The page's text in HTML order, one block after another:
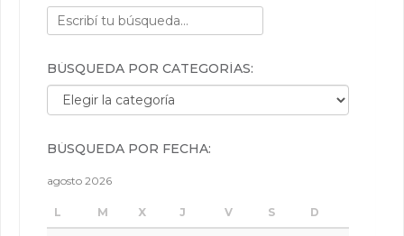
BÚSQUEDA POR CATEGORÍAS:
Búsqueda por categorías:
BÚSQUEDA POR FECHA:
agosto 2026
L M X J V S D